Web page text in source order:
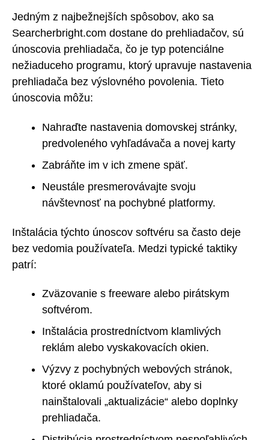
Jedným z najbežnejších spôsobov, ako sa
Searcherbright.com dostane do prehliadačov, sú
únoscovia prehliadača, čo je typ potenciálne
nežiaduceho programu, ktorý upravuje nastavenia
prehliadača bez výslovného povolenia. Tieto
únoscovia môžu:
Nahraďte nastavenia domovskej stránky,
predvoleného vyhľadávača a novej karty
Zabráňte im v ich zmene späť.
Neustále presmerovávajte svoju
návštevnosť na pochybné platformy.
Inštalácia týchto únoscov softvéru sa často deje
bez vedomia používateľa. Medzi typické taktiky
patrí:
Zväzovanie s freeware alebo pirátskym
softvérom.
Inštalácia prostredníctvom klamlivých
reklám alebo vyskakovacích okien.
Výzvy z pochybných webových stránok,
ktoré oklamú používateľov, aby si
nainštalovali „aktualizácie“ alebo doplnky
prehliadača.